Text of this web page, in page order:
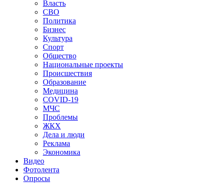
Власть
СВО
Политика
Бизнес
Культура
Спорт
Общество
Национальные проекты
Происшествия
Образование
Медицина
COVID-19
МЧС
Проблемы
ЖКХ
Дела и люди
Реклама
Экономика
Видео
Фотолента
Опросы